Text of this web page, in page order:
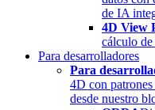
de IA
4D View
cálculo
Para desarrolladores
Para
4D con
desde nuestro